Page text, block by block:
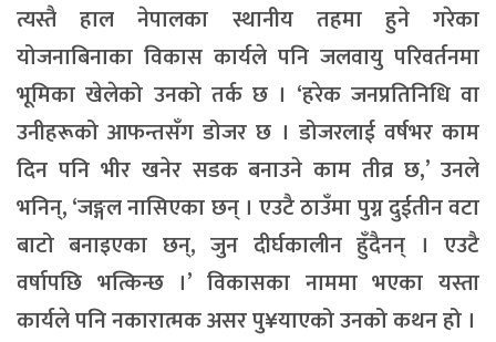
त्यस्तै हाल नेपालका स्थानीय तहमा हुने गरेका
योजनाबिनाका विकास कार्यले पनि जलवायु परिवर्तनमा
भूमिका खेलेको उनको तर्क छ । ‘हरेक जनप्रतिनिधि वा
उनीहरूको आफन्तसँग डोजर छ । डोजरलाई वर्षभर काम
दिन पनि भीर खनेर सडक बनाउने काम तीव्र छ,’ उनले
भनिन्, ‘जङ्गल नासिएका छन् । एउटै ठाउँमा पुग्न दुईतीन वटा
बाटो बनाइएका छन्, जुन दीर्घकालीन हुँदैनन् । एउटै
वर्षापछि भत्किन्छ ।’ विकासका नाममा भएका यस्ता
कार्यले पनि नकारात्मक असर पु¥याएको उनको कथन हो ।